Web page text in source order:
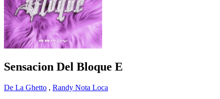
Sensacion Del Bloque E
De La Ghetto , Randy Nota Loca